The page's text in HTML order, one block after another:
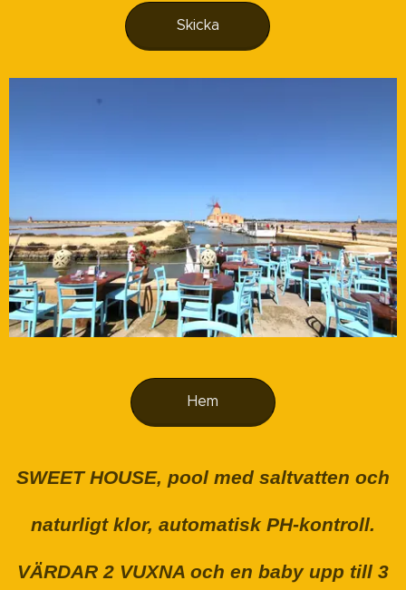
Skicka
Hem
SWEET HOUSE, pool med saltvatten och
naturligt klor, automatisk PH-kontroll.
VÄRDAR 2 VUXNA och en baby upp till 3